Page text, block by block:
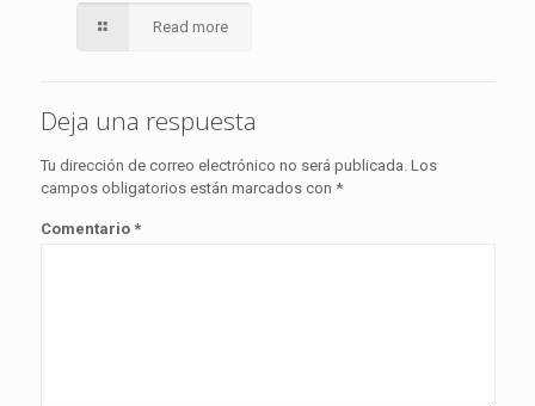
Read more
Deja una respuesta
Tu dirección de correo electrónico no será publicada. Los
campos obligatorios están marcados con *
Comentario *